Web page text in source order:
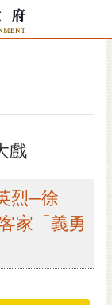
戲
烈─徐
家「義勇